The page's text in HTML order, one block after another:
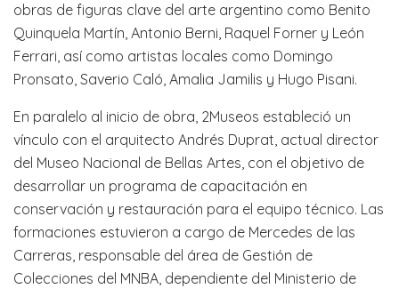
obras de figuras clave del arte argentino como Benito
Quinquela Martín, Antonio Berni, Raquel Forner y León
Ferrari, así como artistas locales como Domingo
Pronsato, Saverio Caló, Amalia Jamilis y Hugo Pisani.
En paralelo al inicio de obra, 2Museos estableció un
vínculo con el arquitecto Andrés Duprat, actual director
del Museo Nacional de Bellas Artes, con el objetivo de
desarrollar un programa de capacitación en
conservación y restauración para el equipo técnico. Las
formaciones estuvieron a cargo de Mercedes de las
Carreras, responsable del área de Gestión de
Colecciones del MNBA, dependiente del Ministerio de